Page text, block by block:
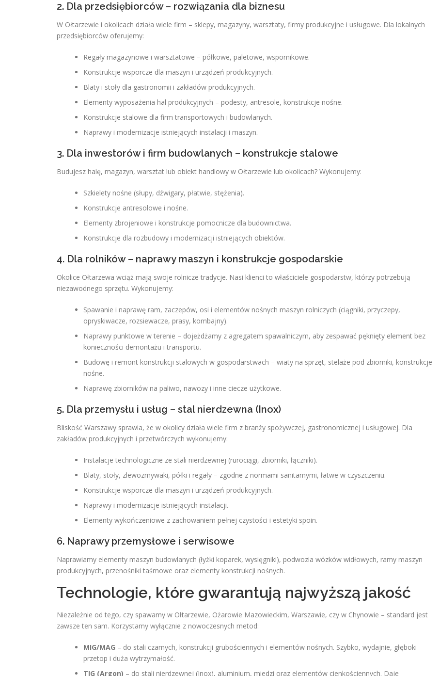
2. Dla przedsiębiorców – rozwiązania dla biznesu
W Ołtarzewie i okolicach działa wiele firm – sklepy, magazyny, warsztaty, firmy produkcyjne i usługowe. Dla lokalnych
przedsiębiorców oferujemy:
Regały magazynowe i warsztatowe – półkowe, paletowe, wspornikowe.
Konstrukcje wsporcze dla maszyn i urządzeń produkcyjnych.
Blaty i stoły dla gastronomii i zakładów produkcyjnych.
Elementy wyposażenia hal produkcyjnych – podesty, antresole, konstrukcje nośne.
Konstrukcje stalowe dla firm transportowych i budowlanych.
Naprawy i modernizacje istniejących instalacji i maszyn.
3. Dla inwestorów i firm budowlanych – konstrukcje stalowe
Budujesz halę, magazyn, warsztat lub obiekt handlowy w Ołtarzewie lub okolicach? Wykonujemy:
Szkielety nośne (słupy, dźwigary, płatwie, stężenia).
Konstrukcje antresolowe i nośne.
Elementy zbrojeniowe i konstrukcje pomocnicze dla budownictwa.
Konstrukcje dla rozbudowy i modernizacji istniejących obiektów.
4. Dla rolników – naprawy maszyn i konstrukcje gospodarskie
Okolice Ołtarzewa wciąż mają swoje rolnicze tradycje. Nasi klienci to właściciele gospodarstw, którzy potrzebują
niezawodnego sprzętu. Wykonujemy:
Spawanie i naprawę ram, zaczepów, osi i elementów nośnych maszyn rolniczych (ciągniki, przyczepy,
opryskiwacze, rozsiewacze, prasy, kombajny).
Naprawy punktowe w terenie – dojeżdżamy z agregatem spawalniczym, aby zespawać pęknięty element bez
konieczności demontażu i transportu.
Budowę i remont konstrukcji stalowych w gospodarstwach – wiaty na sprzęt, stelaże pod zbiorniki, konstrukcje
nośne.
Naprawę zbiorników na paliwo, nawozy i inne ciecze użytkowe.
5. Dla przemysłu i usług – stal nierdzewna (Inox)
Bliskość Warszawy sprawia, że w okolicy działa wiele firm z branży spożywczej, gastronomicznej i usługowej. Dla
zakładów produkcyjnych i przetwórczych wykonujemy:
Instalacje technologiczne ze stali nierdzewnej (rurociągi, zbiorniki, łączniki).
Blaty, stoły, zlewozmywaki, półki i regały – zgodne z normami sanitarnymi, łatwe w czyszczeniu.
Konstrukcje wsporcze dla maszyn i urządzeń produkcyjnych.
Naprawy i modernizacje istniejących instalacji.
Elementy wykończeniowe z zachowaniem pełnej czystości i estetyki spoin.
6. Naprawy przemysłowe i serwisowe
Naprawiamy elementy maszyn budowlanych (łyżki koparek, wysięgniki), podwozia wózków widłowych, ramy maszyn
produkcyjnych, przenośniki taśmowe oraz elementy konstrukcji nośnych.
Technologie, które gwarantują najwyższą jakość
Niezależnie od tego, czy spawamy w Ołtarzewie, Ożarowie Mazowieckim, Warszawie, czy w Chynowie – standard jest
zawsze ten sam. Korzystamy wyłącznie z nowoczesnych metod:
MIG/MAG – do stali czarnych, konstrukcji grubościennych i elementów nośnych. Szybko, wydajnie, głęboki
przetop i duża wytrzymałość.
TIG (Argon) – do stali nierdzewnej (Inox), aluminium, miedzi oraz elementów cienkościennych. Daje